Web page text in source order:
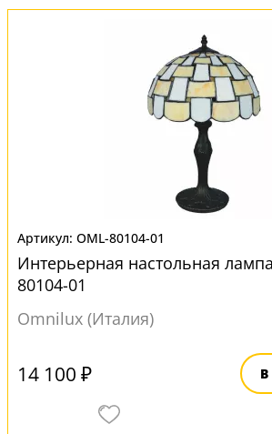
OML-80104-01
Интерьерная настольная
80104-01
Omnilux (Италия)
14 100 ₽